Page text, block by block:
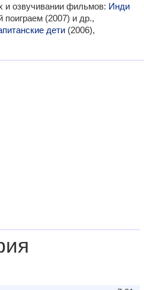
и озвучивании фильмов: Инди
поиграем (2007) и др.,
дети (2006),